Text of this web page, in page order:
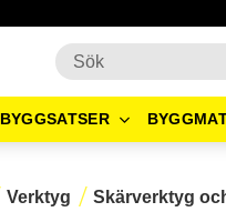
BYGGSATSER
Verktyg Skärverktyg